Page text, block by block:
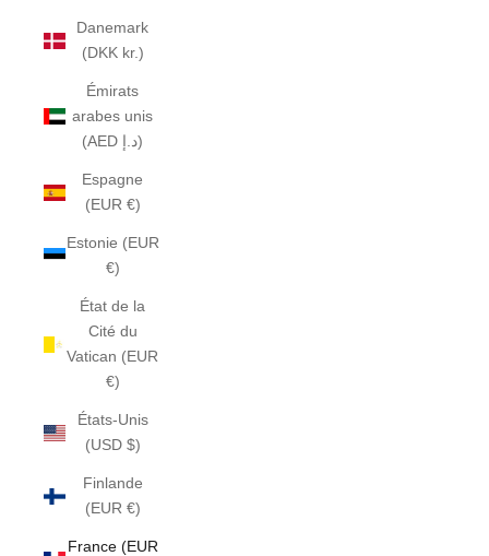
Danemark
(DKK kr.)
Émirats
arabes unis
(AED د.إ)
Espagne
(EUR €)
Estonie (EUR
€)
État de la
Cité du
Vatican (EUR
€)
États-Unis
(USD $)
Finlande
(EUR €)
France (EUR